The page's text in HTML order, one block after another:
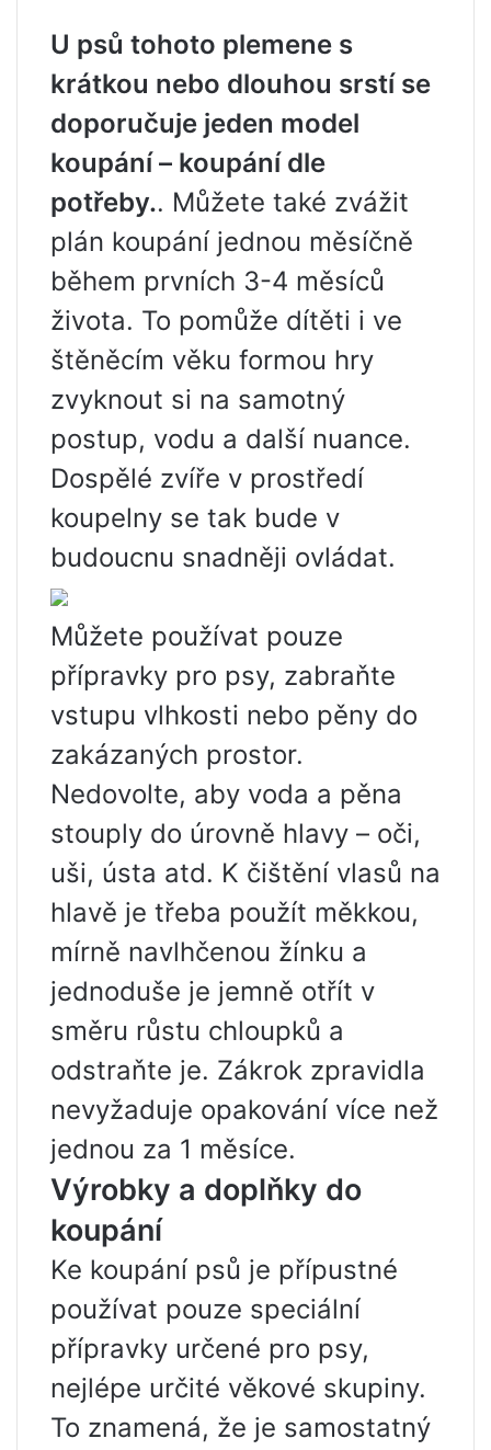
U psů tohoto plemene s
krátkou nebo dlouhou srstí se
doporučuje jeden model
koupání – koupání dle
potřeby.. Můžete také zvážit
plán koupání jednou měsíčně
během prvních 3-4 měsíců
života. To pomůže dítěti i ve
štěněcím věku formou hry
zvyknout si na samotný
postup, vodu a další nuance.
Dospělé zvíře v prostředí
koupelny se tak bude v
budoucnu snadněji ovládat.
Můžete používat pouze
přípravky pro psy, zabraňte
vstupu vlhkosti nebo pěny do
zakázaných prostor.
Nedovolte, aby voda a pěna
stouply do úrovně hlavy – oči,
uši, ústa atd. K čištění vlasů na
hlavě je třeba použít měkkou,
mírně navlhčenou žínku a
jednoduše je jemně otřít v
směru růstu chloupků a
odstraňte je. Zákrok zpravidla
nevyžaduje opakování více než
jednou za 1 měsíce.
Výrobky a doplňky do
koupání
Ke koupání psů je přípustné
používat pouze speciální
přípravky určené pro psy,
nejlépe určité věkové skupiny.
To znamená, že je samostatný